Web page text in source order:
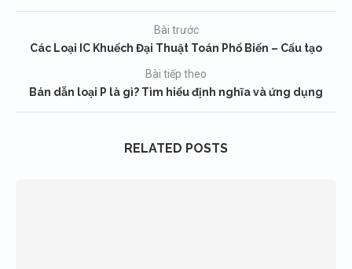
Bài trước
Các Loại IC Khuếch Đại Thuật Toán Phổ Biến – Cấu tạo
Bài tiếp theo
Bán dẫn loại P là gì? Tìm hiểu định nghĩa và ứng dụng
RELATED POSTS